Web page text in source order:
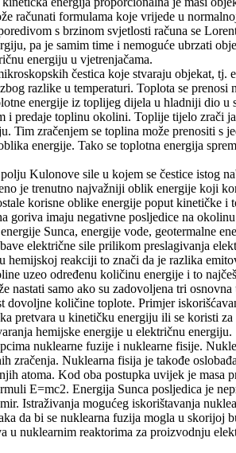
računati formulama koje vrijede u
s brzinom svjetlosti računa se
pa je samim time i nemoguće ubrzati
energiju u vjetrenjačama.
čestica koje stvaraju objekat, tj.
razlike u temperaturi. Toplota se
energije iz toplijeg dijela u hladniji dio
predaje toplinu okolini. Toplije tijelo zrači
Tim zračenjem se toplina može prenositi s
energije. Tako se toplotna energija
Kulonove sile u kojem se čestice istog
je trenutno najvažniji oblik energije koji
korisne oblike energije poput kinetičke
imaju negativne posljedice na
Sunca, energije vode, geotermalne
električne sile prilikom preslagivanja
hemijskoj reakciji to znači da je razlika
uzeo određenu količinu energije i to
nastati samo ako su zadovoljena tri
dovoljne količine toplote. Primjer
pretvara u kinetičku energiju ili se koristi
hemijske energije u električnu energiju.
nuklearne fuzije i nuklearne fisije.
zračenja. Nuklearna fisija je takođe
atoma. Kod oba postupka uvijek je masa
E=mc2. Energija Sunca posljedica je
Istraživanja mogućeg iskorištavanja
da bi se nuklearna fuzija mogla u
u nuklearnim reaktorima za proizvodnju